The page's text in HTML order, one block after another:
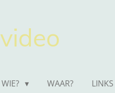
video
WIE? WAAR? LINKS